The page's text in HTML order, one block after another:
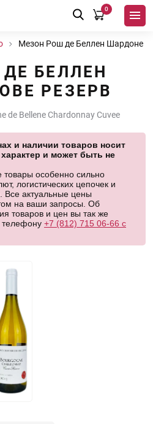
0
Мезон Рош де Беллен Шардоне
БЕЛЛЕН
РЕЗЕРВ
de Bellene Chardonnay Cuvee
и наличии товаров носит
и может быть не
особенно сильно
логистических цепочек и
Все актуальные цены
на ваши запросы. Об
товаров и цен вы так же
телефону +7 (812) 715 06-66 с